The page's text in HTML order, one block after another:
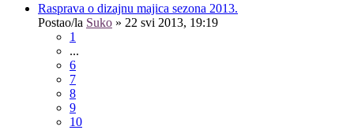
Rasprava o dizajnu majica sezona 2013.
Postao/la Suko » 22 svi 2013, 19:19
1
...
6
7
8
9
10